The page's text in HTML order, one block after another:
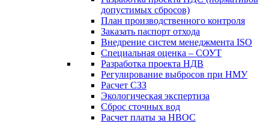
допустимых сбросов)
План производственного контроля
Заказать паспорт отхода
Внедрение систем менеджмента ISO
Специальная оценка – СОУТ
Разработка проекта НДВ
Регулирование выбросов при НМУ
Расчет СЗЗ
Экологическая экспертиза
Сброс сточных вод
Расчет платы за НВОС